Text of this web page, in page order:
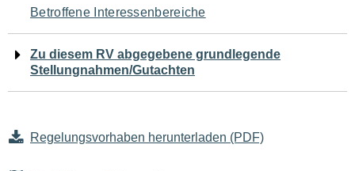
den
Seiteninhalt
Betroffene Interessenbereiche
Zu diesem RV abgegebene grundlegende
Stellungnahmen/Gutachten
Regelungsvorhaben herunterladen (PDF)